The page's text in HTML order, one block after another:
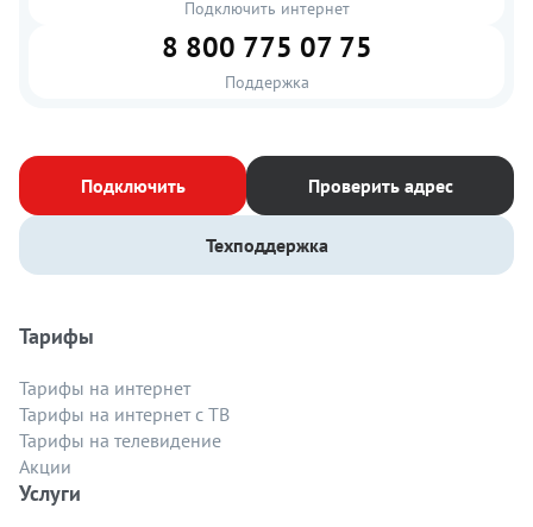
Подключить интернет
8 800 775 07 75
Поддержка
Подключить Проверить адрес
Техподдержка
Тарифы
Тарифы на интернет
Тарифы на интернет с ТВ
Тарифы на телевидение
Акции
Услуги